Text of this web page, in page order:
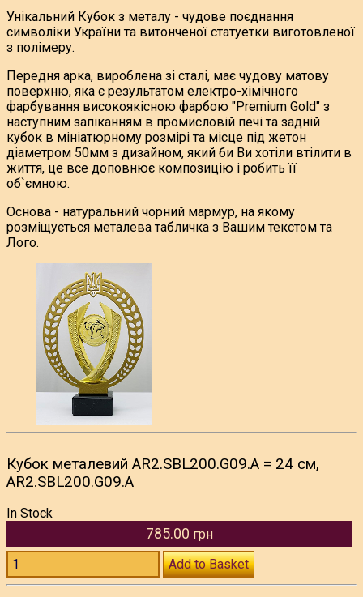
Унікальний Кубок з металу - чудове поєднання
символіки України та витонченої статуетки виготовленої
з полімеру.
Передня арка, вироблена зі сталі, має чудову матову
поверхню, яка є результатом електро-хімічного
фарбування високоякісною фарбою "Premium Gold" з
наступним запіканням в промисловій печі та задній
кубок в мініатюрному розмірі та місце під жетон
діаметром 50мм з дизайном, який би Ви хотіли втілити в
життя, це все доповнює композицію і робить її
об`ємною.
Основа - натуральний чорний мармур, на якому
розміщується металева табличка з Вашим текстом та
Лого.
Кубок металевий AR2.SBL200.G09.A = 24 см,
AR2.SBL200.G09.A
In Stock
785.00 грн
Add to Basket